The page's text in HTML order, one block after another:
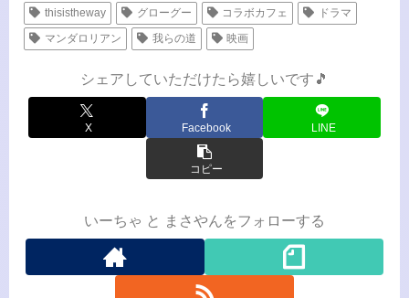
thisistheway
グローグー コラボカフェ
ドラマ
マンダロリアン
我らの道 映画
シェアしていただけたら嬉しいです🎵
X Facebook LINE
コピー
いーちゃ と まさやんをフォローする